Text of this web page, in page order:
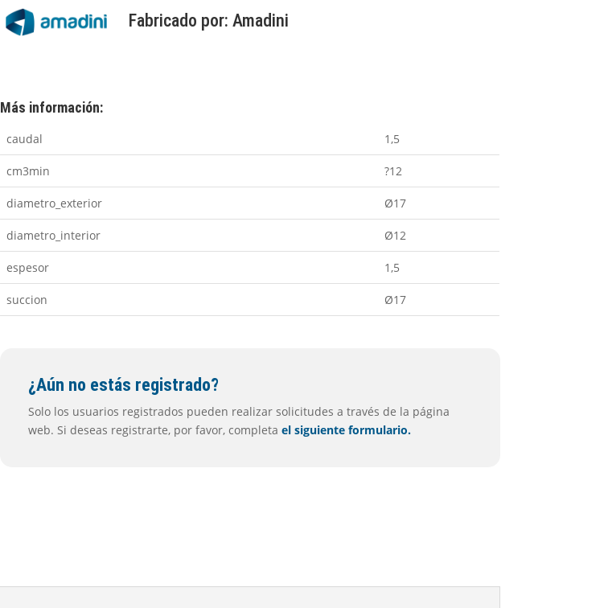
Fabricado por:Amadini
Más información:
caudal 1,5
cm3min ?12
diametro_exterior Ø17
diametro_interior Ø12
espesor 1,5
succion Ø17
¿Aún no estás registrado?
Solo los usuarios registrados pueden realizar solicitudes a través de la página
web. Si deseas registrarte, por favor, completael siguiente formulario.